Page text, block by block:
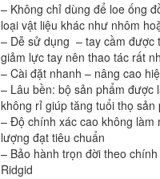
– Không chỉ dùng để loe ống
loại vật liệu khác như nhôm
– Dễ sử dụng – tay cầm được
giảm lực tay nên thao tác rất
– Cài đặt nhanh – nâng cao
– Lâu bền: bộ sản phẩm được
không rỉ giúp tăng tuổi thọ sản
– Độ chính xác cao không làm
lượng đạt tiêu chuẩn
– Bảo hành trọn đời theo
Ridgid